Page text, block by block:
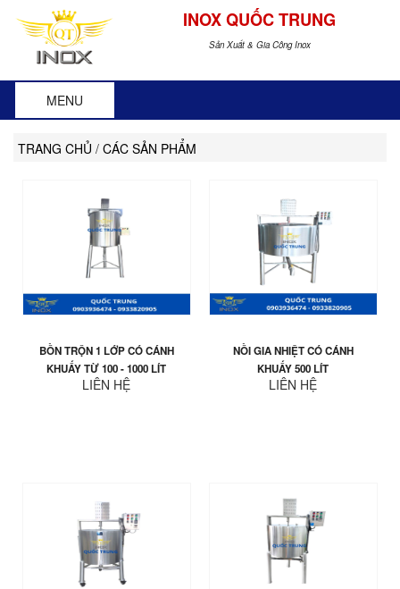
INOX QUỐC TRUNG
Sản Xuất & Gia Công Inox
MENU
TRANG CHỦ / CÁC SẢN PHẨM
BỒN TRỘN 1 LỚP CÓ CÁNH
KHUẤY TỪ 100 - 1000 LÍT
LIÊN HỆ
NỒI GIA NHIỆT CÓ CÁNH
KHUẤY 500 LÍT
LIÊN HỆ